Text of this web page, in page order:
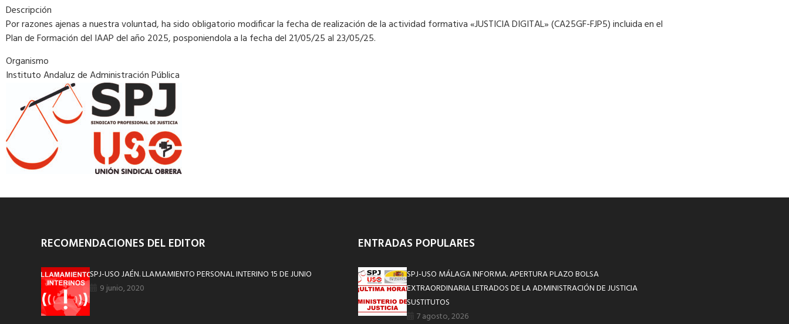
Descripción
Por razones ajenas a nuestra voluntad, ha sido obligatorio modificar la fecha de realización de la actividad formativa «JUSTICIA DIGITAL» (CA25GF-FJP5) incluida en el
Plan de Formación del IAAP del año 2025, posponiendola a la fecha del 21/05/25 al 23/05/25.
Organismo
Instituto Andaluz de Administración Pública
RECOMENDACIONES DEL EDITOR
SPJ-USO JAÉN. LLAMAMIENTO PERSONAL INTERINO 15 DE JUNIO
9 junio, 2020
ENTRADAS POPULARES
SPJ-USO MÁLAGA INFORMA. APERTURA PLAZO BOLSA
EXTRAORDINARIA LETRADOS DE LA ADMINISTRACIÓN DE JUSTICIA
SUSTITUTOS
7 agosto, 2026